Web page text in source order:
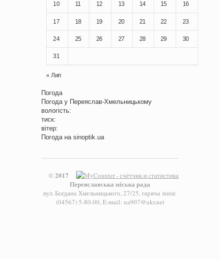
10 11 12 13 14 15 16
17 18 19 20 21 22 23
24 25 26 27 28 29 30
31
« Лип
Погода
Погода у Переяслав-Хмельницькому
вологість:
тиск:
вітер:
Погода на sinoptik.ua
© 2017
Переяславська міська рада
вул. Богдана Хмельницького, 27/25, гаряча лінія:
(04567) 5-80-00, E-mail: ua907@ukr.net